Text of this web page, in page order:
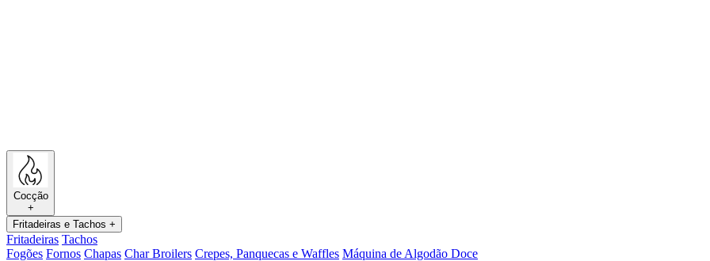
Cocção
+
Fritadeiras e Tachos +
Fritadeiras Tachos
Fogões Fornos Chapas Char Broilers Crepes, Panquecas e Waffles Máquina de Algodão Doce